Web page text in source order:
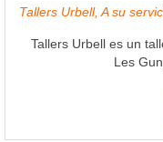
Tallers Urbell, A su
Tallers Urbell es un
Les